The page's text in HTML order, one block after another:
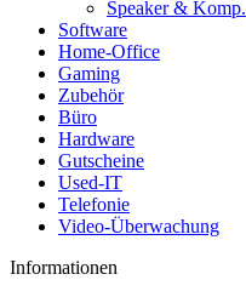
Speaker & Komp.
Software
Home-Office
Gaming
Zubehör
Büro
Hardware
Gutscheine
Used-IT
Telefonie
Video-Überwachung
Informationen